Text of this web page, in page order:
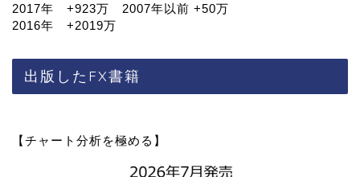
2017年 +923万 2007年以前 +50万
2016年 +2019万
出版したFX書籍
【チャート分析を極める】